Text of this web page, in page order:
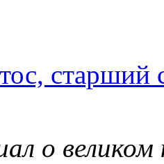
старший
о великом